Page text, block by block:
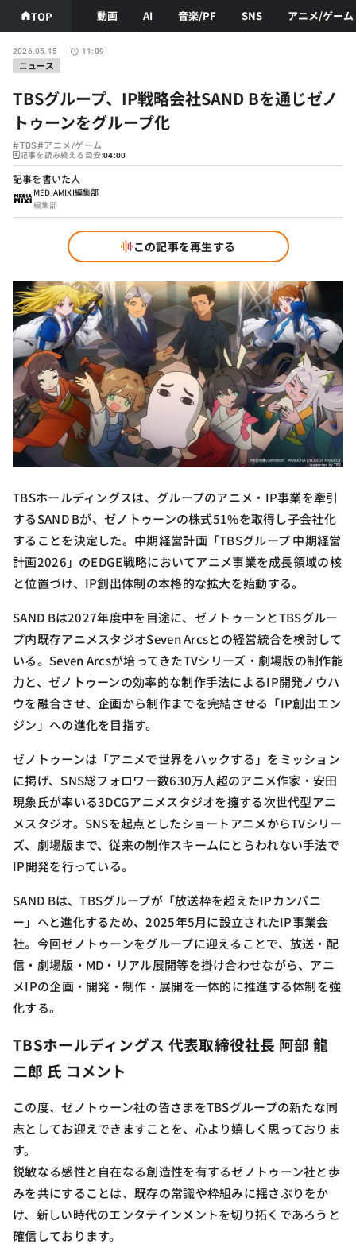
TOP 動画 AI 音楽/PF SNS アニメ/ゲーム
ニュース
2026.05.15 11:09
TBSグループ、IP戦略会社SAND Bを通じゼノ
トゥーンをグループ化
#TBS#アニメ/ゲーム
記事を読み終える目安:04:00
記事を書いた人
MEDIAMIXI編集部
編集部
この記事を再生する
TBSホールディングスは、グループのアニメ・IP事業を牽引
するSAND Bが、ゼノトゥーンの株式51%を取得し子会社化
することを決定した。中期経営計画「TBSグループ 中期経営
計画2026」のEDGE戦略においてアニメ事業を成長領域の核
と位置づけ、IP創出体制の本格的な拡大を始動する。
SAND Bは2027年度中を目途に、ゼノトゥーンとTBSグルー
プ内既存アニメスタジオSeven Arcsとの経営統合を検討して
いる。Seven Arcsが培ってきたTVシリーズ・劇場版の制作能
力と、ゼノトゥーンの効率的な制作手法によるIP開発ノウハ
ウを融合させ、企画から制作までを完結させる「IP創出エン
ジン」への進化を目指す。
ゼノトゥーンは「アニメで世界をハックする」をミッション
に掲げ、SNS総フォロワー数630万人超のアニメ作家・安田
現象氏が率いる3DCGアニメスタジオを擁する次世代型アニ
メスタジオ。SNSを起点としたショートアニメからTVシリー
ズ、劇場版まで、従来の制作スキームにとらわれない手法で
IP開発を行っている。
SAND Bは、TBSグループが「放送枠を超えたIPカンパニ
ー」へと進化するため、2025年5月に設立されたIP事業会
社。今回ゼノトゥーンをグループに迎えることで、放送・配
信・劇場版・MD・リアル展開等を掛け合わせながら、アニ
メIPの企画・開発・制作・展開を一体的に推進する体制を強
化する。
TBSホールディングス 代表取締役社長 阿部 龍
二郎 氏 コメント
この度、ゼノトゥーン社の皆さまをTBSグループの新たな同
志としてお迎えできますことを、心より嬉しく思っておりま
す。
鋭敏なる感性と自在なる創造性を有するゼノトゥーン社と歩
みを共にすることは、既存の常識や枠組みに揺さぶりをか
け、新しい時代のエンタテインメントを切り拓くであろうと
確信しております。